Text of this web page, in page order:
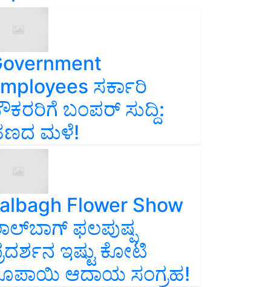
ಸರ್ಕಾರಿ
ಬಂಪರ್‌ ಸುದ್ದಿ:
ಮಳೆ!
Flower Show
ಫಲಪುಷ್ಪ
ಇಷ್ಟು ಕೋಟಿ
ಆದಾಯ ಸಂಗ್ರಹ!